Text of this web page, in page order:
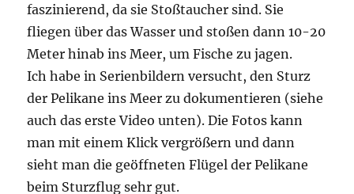
faszinierend, da sie Stoßtaucher sind. Sie
fliegen über das Wasser und stoßen dann 10-20
Meter hinab ins Meer, um Fische zu jagen.
Ich habe in Serienbildern versucht, den Sturz
der Pelikane ins Meer zu dokumentieren (siehe
auch das erste Video unten). Die Fotos kann
man mit einem Klick vergrößern und dann
sieht man die geöffneten Flügel der Pelikane
beim Sturzflug sehr gut.